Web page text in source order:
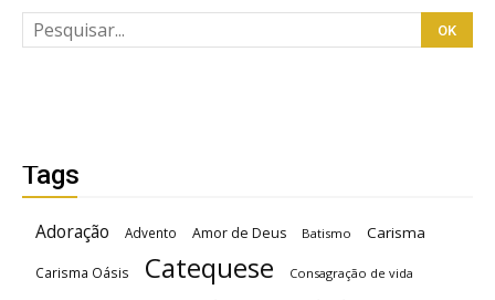
Tags
Adoração Advento Amor de Deus Batismo Carisma
Carisma Oásis Catequese Consagração de vida